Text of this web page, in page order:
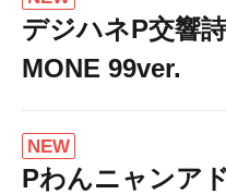
デジハネP交響
MONE 99ver.
NEW
Pわんニャンア